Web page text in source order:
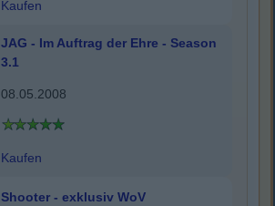
Kaufen
JAG - Im Auftrag der Ehre - Season
3.1
08.05.2008
Kaufen
Shooter - exklusiv WoV